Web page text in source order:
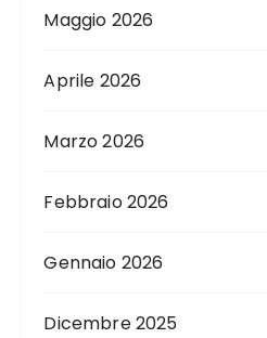
Maggio 2026
Aprile 2026
Marzo 2026
Febbraio 2026
Gennaio 2026
Dicembre 2025